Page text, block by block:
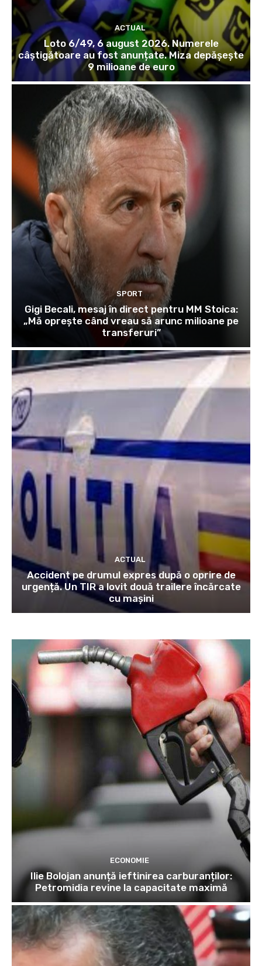
ACTUAL
Loto 6/49, 6 august 2026. Numerele
câștigătoare au fost anunțate. Miza depășește
9 milioane de euro
SPORT
Gigi Becali, mesaj în direct pentru MM Stoica:
„Mă oprește când vreau să arunc milioane pe
transferuri”
ACTUAL
Accident pe drumul expres după o oprire de
urgență. Un TIR a lovit două trailere încărcate
cu mașini
ECONOMIE
Ilie Bolojan anunță ieftinirea carburanților:
Petromidia revine la capacitate maximă